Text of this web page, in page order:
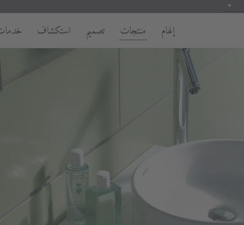
إلهام منتجات تصميم استكشاف